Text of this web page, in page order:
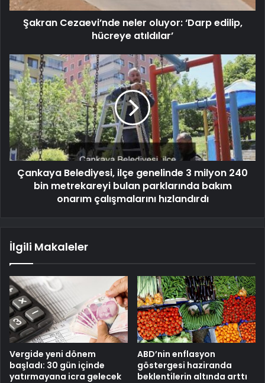
Şakran Cezaevi’nde neler oluyor: ‘Darp edilip,
hücreye atıldılar’
Çankaya Belediyesi, ilçe genelinde 3 milyon 240
bin metrekareyi bulan parklarında bakım
onarım çalışmalarını hızlandırdı
İlgili Makaleler
Vergide yeni dönem
başladı: 30 gün içinde
yatırmayana icra gelecek
ABD’nin enflasyon
göstergesi haziranda
beklentilerin altında arttı